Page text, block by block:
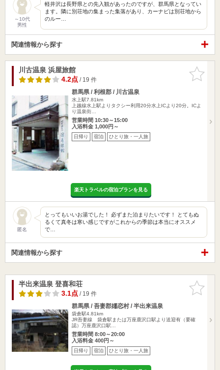
～10代
男性
軽井沢は長野県との先入観があったのですが、群馬県となってい
ます。隣に別荘地の集まった集落があり、カーナビは別荘地から
のルー…
関連情報から探す
お気に入
りに追加
川古温泉 浜屋旅館
4.2点/ 19 件
群馬県 / 利根郡 / 川古温泉
水上駅7.81km
上越線水上駅よりタクシー利用20分水上ICより20分。ICよ
り温泉街…
営業時間 10:30～15:00
入浴料金 1,000円～
日帰り 宿泊 ひとり旅・一人旅
楽天トラベルの宿泊プランを見る
匿名
とってもいいお湯でした！ 必ずまた泊まりたいです！ とてもぬ
るくて真冬は寒い感じですがこれからの季節は本当にオススメ
で…
関連情報から探す
お気に入
りに追加
半出来温泉 登喜和荘
3.1点/ 19 件
群馬県 / 吾妻郡嬬恋村 / 半出来温泉
袋倉駅4.81km
JR吾妻線 袋倉駅または万座鹿沢口駅より送迎有（要確
認）万座鹿沢口駅…
営業時間 8:00～20:00
入浴料金 400円～
日帰り 宿泊 ひとり旅・一人旅